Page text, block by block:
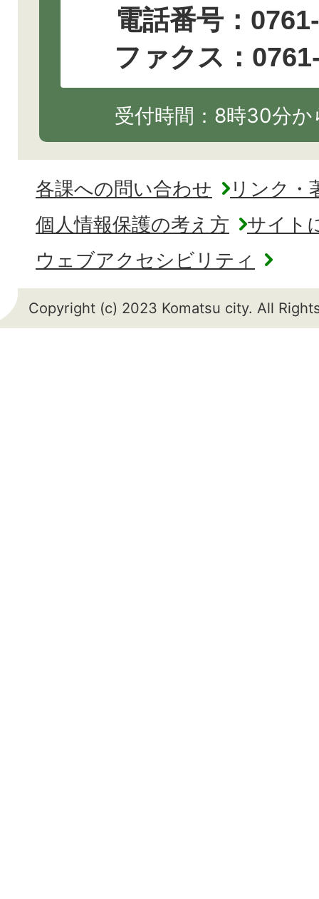
電話番号：
ファクス：
受付時間：8時30分
各課への問い合わせ
リンク・
個人情報保護の考え方
サイト
ウェブアクセシビリティ
Copyright (c) 2023 Komatsu city. All